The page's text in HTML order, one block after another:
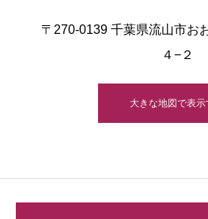
〒270-0139 千葉県流山市お
４−２
大きな地図で表示